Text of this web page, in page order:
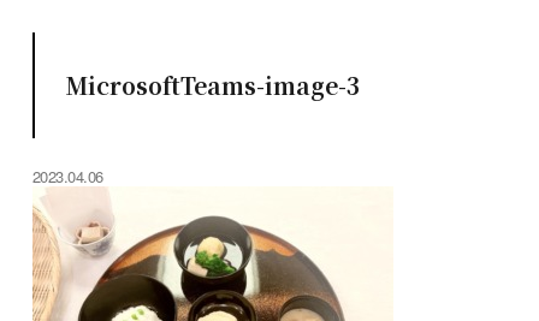
MicrosoftTeams-image-3
2023.04.06